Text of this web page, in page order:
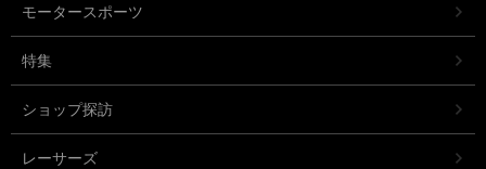
モータースポーツ
特集
ショップ探訪
レーサーズ